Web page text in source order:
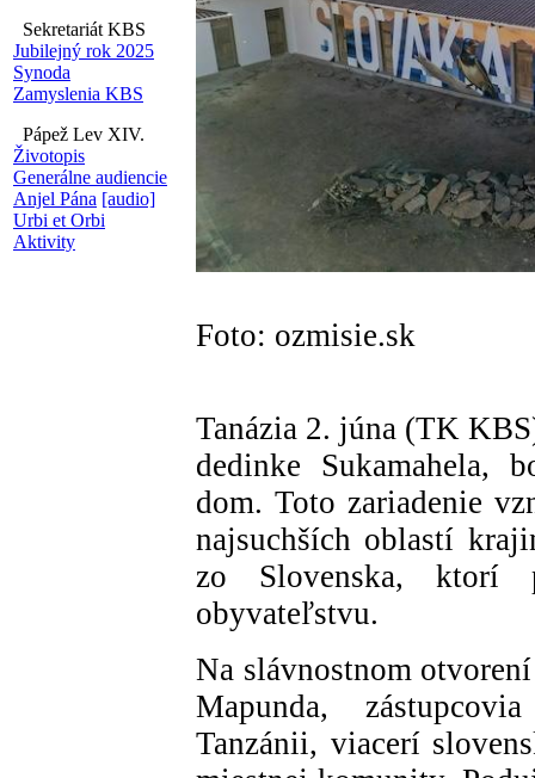
Sekretariát KBS
Jubilejný rok 2025
Synoda
Zamyslenia KBS
Pápež Lev XIV.
Životopis
Generálne audiencie
Anjel Pána [audio]
Urbi et Orbi
Aktivity
Foto: ozmisie.sk
Tanázia 2. júna (TK
dedinke Sukamahela,
dom. Toto zariadenie
najsuchších oblastí
zo Slovenska, ktorí
obyvateľstvu.
Na slávnostnom
Mapunda,
Tanzánii, viacerí